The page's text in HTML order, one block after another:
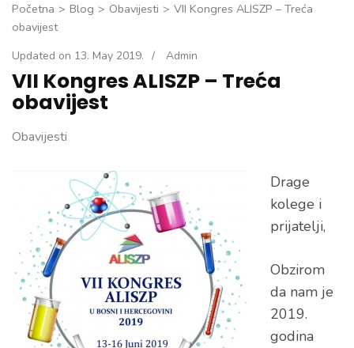
Početna > Blog > Obavijesti > VII Kongres ALISZP – Treća
obavijest
Updated on 13. May 2019. / Admin
VII Kongres ALISZP – Treća
obavijest
Obavijesti
Drage
kolege i
prijatelji,
Obzirom
da nam je
2019.
godina